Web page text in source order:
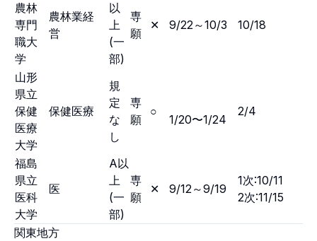
農林
専門
職大
学
農林業経
営
以
上
(一
部)
専
願
✕ 9/22～10/3 10/18
山形
県立
保健
医療
大学
保健医療
規
定
な
し
専
願
○
1/20〜1/24
2/4
福島
県立
医科
大学
医
A以
上
(一
部)
専
願
✕ 9/12～9/19
1次:10/11
2次:11/15
関東地方